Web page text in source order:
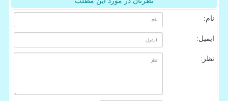
نام:
ایمیل:
نظر: